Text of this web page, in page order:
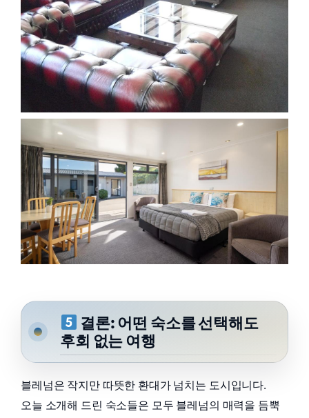
결론: 어떤 숙소를 선택해도
후회 없는 여행
블레넘은 작지만 따뜻한 환대가 넘치는 도시입니다.
오늘 소개해 드린 숙소들은 모두 블레넘의 매력을 듬뿍